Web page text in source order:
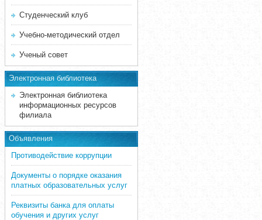
Студенческий клуб
Учебно-методический отдел
Ученый совет
Электронная библиотека
Электронная библиотека
информационных ресурсов
филиала
Объявления
Противодействие коррупции
Документы о порядке оказания
платных образовательных услуг
Реквизиты банка для оплаты
обучения и других услуг